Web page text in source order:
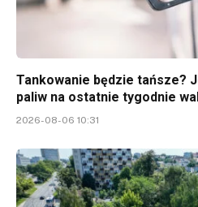
Tankowanie będzie tańsze?
paliw na ostatnie tygodnie
2026-08-06 10:31